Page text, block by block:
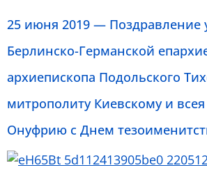
25 июня 2019 — Поздравление
Берлинско-Германской
архиепископа Подольского
митрополиту Киевскому и
Онуфрию с Днем